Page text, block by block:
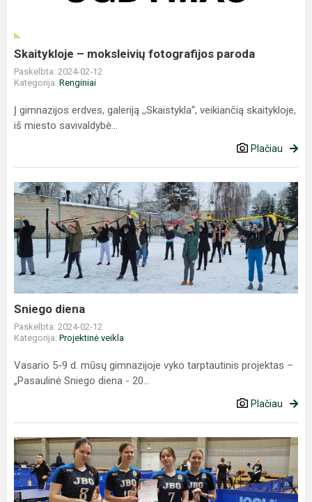
Skaitykloje – moksleivių fotografijos paroda
Paskelbta: 2024-02-12
Kategorija: Renginiai
Į gimnazijos erdves, galeriją ,,Skaistykla“, veikiančią skaitykloje,
iš miesto savivaldybė...
Plačiau
Sniego
diena
Sniego diena
Paskelbta: 2024-02-12
Kategorija: Projektinė veikla
Vasario 5-9 d. mūsų gimnazijoje vyko tarptautinis projektas –
„Pasaulinė Sniego diena - 20...
Plačiau
Tenisininkėms
–
I
vieta